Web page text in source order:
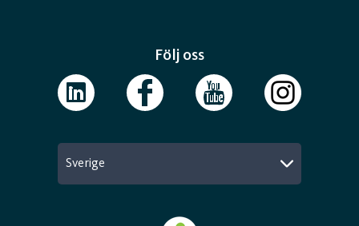
Följ oss
Sverige